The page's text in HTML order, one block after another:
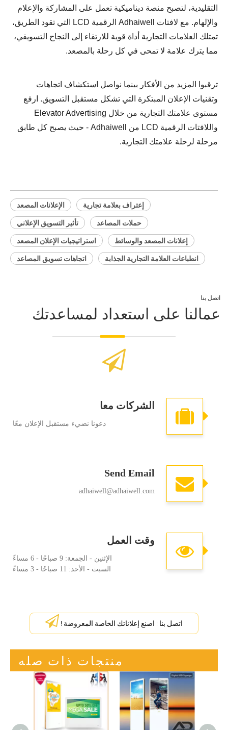
التقليدية، لتصبح منصة ديناميكية تعمل على المشاركة والإعلام
والإلهام. مع لافتات Adhaiwell الرقمية LCD التي تقود الطريق،
تمتلك العلامات التجارية أداة قوية للارتقاء إلى النجاح التسويقي،
مما يترك علامة لا تمحى في كل رحلة بالمصعد.
ترقبوا المزيد من الأفكار بينما نواصل استكشاف اتجاهات
وتقنيات الإعلان المبتكرة التي تشكل مستقبل التسويق. ارفع
مستوى علامتك التجارية من خلال Elevator Advertising
واللافتات الرقمية LCD من Adhaiwell - حيث يصبح كل طابق
مرحلة لرحلة علامتك التجارية.
الإعلانات المصعد
إعتراف بعلامة تجارية
تأثير التسويق الإعلاني
حملات المصاعد
استراتيجيات الإعلان المصعد
إعلانات المصعد والوسائط
اتجاهات تسويق المصاعد
انطباعات العلامة التجارية الجذابة
اتصل بنا
عمالنا على استعداد لمساعدتك
الشركات معا
دعونا نضيء مستقبل الإعلان معًا
Send Email
adhaiwell@adhaiwell.com
وقت العمل
الإثنين - الجمعة: 9 صباحًا - 6 مساءً
السبت - الأحد: 11 صباحًا - 3 مساءً
اتصل بنا : اصنع إعلاناتك الخاصة المعروضة !
منتجات ذات صله